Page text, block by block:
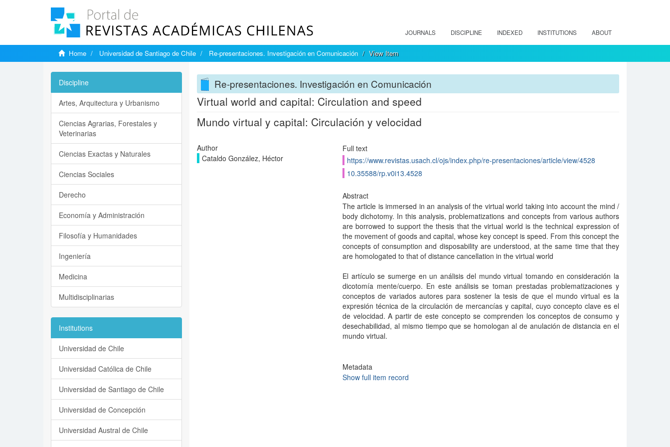
JOURNALS DISCIPLINE INDEXED INSTITUTIONS ABOUT
Home Universidad de Santiago de Chile Re-presentaciones. Investigación en Comunicación View Item
Re-presentaciones. Investigación en Comunicación
Virtual world and capital: Circulation and speed
Mundo virtual y capital: Circulación y velocidad
Author
Cataldo González, Héctor
Full text
https://www.revistas.usach.cl/ojs/index.php/re-presentaciones/article/view/4528
10.35588/rp.v0i13.4528
Abstract
The article is immersed in an analysis of the virtual world taking into account the mind /
body dichotomy. In this analysis, problematizations and concepts from various authors
are borrowed to support the thesis that the virtual world is the technical expression of
the movement of goods and capital, whose key concept is speed. From this concept the
concepts of consumption and disposability are understood, at the same time that they
are homologated to that of distance cancellation in the virtual world
El artículo se sumerge en un análisis del mundo virtual tomando en consideración la
dicotomía mente/cuerpo. En este análisis se toman prestadas problematizaciones y
conceptos de variados autores para sostener la tesis de que el mundo virtual es la
expresión técnica de la circulación de mercancías y capital, cuyo concepto clave es el
de velocidad. A partir de este concepto se comprenden los conceptos de consumo y
desechabilidad, al mismo tiempo que se homologan al de anulación de distancia en el
mundo virtual.
Metadata
Show full item record
Discipline
Artes, Arquitectura y Urbanismo
Ciencias Agrarias, Forestales y
Veterinarias
Ciencias Exactas y Naturales
Ciencias Sociales
Derecho
Economía y Administración
Filosofía y Humanidades
Ingeniería
Medicina
Multidisciplinarias
Institutions
Universidad de Chile
Universidad Católica de Chile
Universidad de Santiago de Chile
Universidad de Concepción
Universidad Austral de Chile